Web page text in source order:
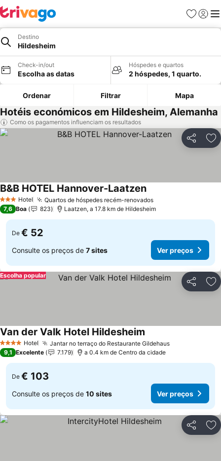
Favoritos
Iniciar
Destino
Hildesheim
Check-in/out
Escolha as datas
Hóspedes e quartos
2 hóspedes, 1 quarto.
Ordenar Filtrar Mapa
Hotéis económicos em Hildesheim, Alemanha
Como os pagamentos influenciam os resultados
Partilhar
3 EstrelasHotel Quartos de hóspedes recém-renovados
B&B HOTEL Hannover-Laatzen
7,6 Boa 823 Laatzen, a 17.8 km de Hildesheim
De € 52
Consulte os preços de 7 sites Ver preços
Partilhar
Escolha popular
4 EstrelasHotel Jantar no terraço do Restaurante Gildehaus
Van der Valk Hotel Hildesheim
9,1 Excelente 7.179 a 0.4 km de Centro da cidade
De € 103
Consulte os preços de 10 sites Ver preços
Partilhar